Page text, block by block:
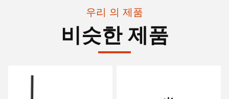
우리 의 제품
비슷한 제품